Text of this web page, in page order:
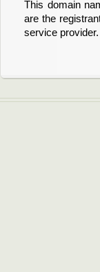
This domain
are the
service provider.
Diese
Domain
verlängern